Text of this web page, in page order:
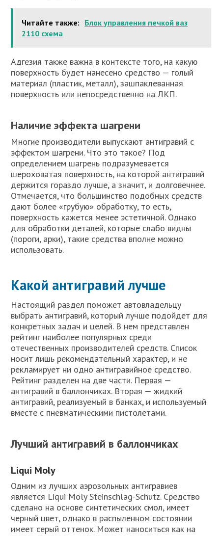
Читайте также: Блок управления печкой ваз
2110 схема
Адгезия также важна в контексте того, на какую
поверхность будет нанесено средство — голый
материал (пластик, металл), зашпаклеванная
поверхность или непосредственно на ЛКП.
Наличие эффекта шагрени
Многие производители выпускают антигравий с
эффектом шагрени. Что это такое? Под
определением шагрень подразумевается
шероховатая поверхность, на которой антигравий
держится гораздо лучше, а значит, и долговечнее.
Отмечается, что большинство подобных средств
дают более «грубую» обработку, то есть,
поверхность кажется менее эстетичной. Однако
для обработки деталей, которые слабо видны
(пороги, арки), такие средства вполне можно
использовать.
Какой антигравий лучше
Настоящий раздел поможет автовладельцу
выбрать антигравий, который лучше подойдет для
конкретных задач и целей. В нем представлен
рейтинг наиболее популярных среди
отечественных производителей средств. Список
носит лишь рекомендательный характер, и не
рекламирует ни одно антигравийное средство.
Рейтинг разделен на две части. Первая —
антигравий в баллончиках. Вторая — жидкий
антигравий, реализуемый в банках, и используемый
вместе с пневматическими пистолетами.
Лучший антигравий в баллончиках
Liqui Moly
Одним из лучших аэрозольных антигравиев
является Liqui Moly Steinschlag-Schutz. Средство
сделано на основе синтетических смол, имеет
черный цвет, однако в распыленном состоянии
имеет серый оттенок. Может наноситься как на